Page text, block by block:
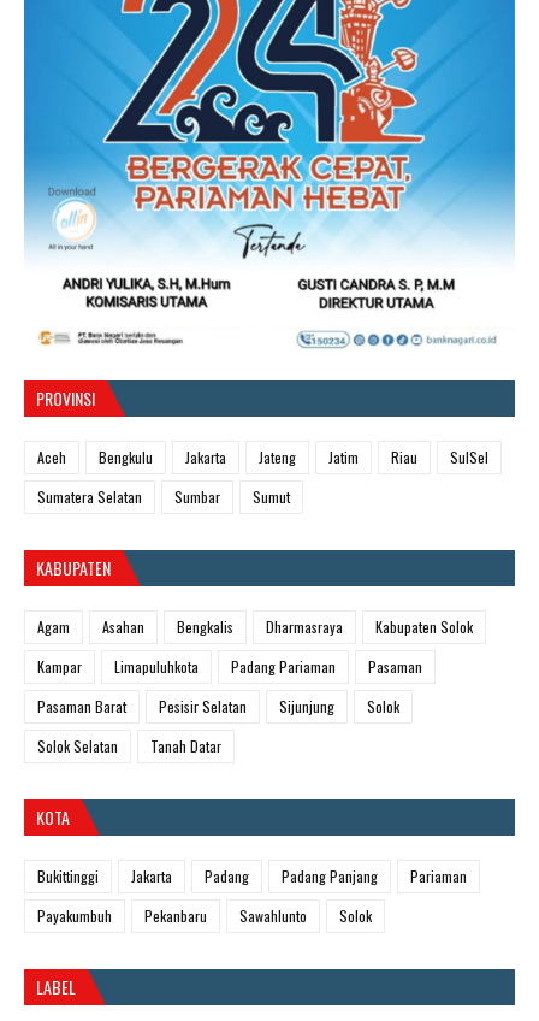
PROVINSI
Aceh Bengkulu Jakarta Jateng Jatim Riau
SulSel
Sumatera Selatan
Sumbar Sumut
KABUPATEN
Agam Asahan Bengkalis Dharmasraya
Kabupaten Solok
Kampar
Limapuluhkota Padang Pariaman
Pasaman
Pasaman Barat
Pesisir Selatan Sijunjung
Solok
Solok Selatan
Tanah Datar
KOTA
Bukittinggi Jakarta Padang Padang Panjang
Pariaman
Payakumbuh
Pekanbaru Sawahlunto Solok
LABEL